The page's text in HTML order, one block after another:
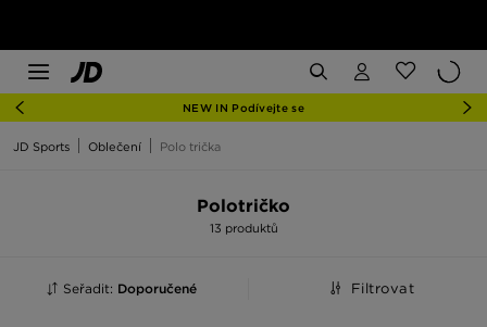
NEW IN Podívejte se
JD Sports Oblečení Polo trička
Polotričko
13 produktů
Seřadit: Doporučené Filtrovat